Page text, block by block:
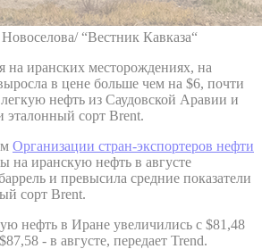
“Вестник Кавказа“
иранских месторождениях, на
в цене больше чем на $6, почти
нефть из Саудовской Аравии и
эталонный сорт Brent.
Организации стран-экспортеров нефти
иранскую нефть в августе
и превысила средние показатели
сорт Brent.
нефть в Иране увеличились с $81,48
- в августе, передает Trend.